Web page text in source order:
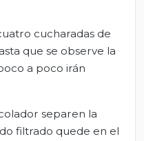
cucharadas de
que se observe la
a poco irán
separen la
filtrado quede en el